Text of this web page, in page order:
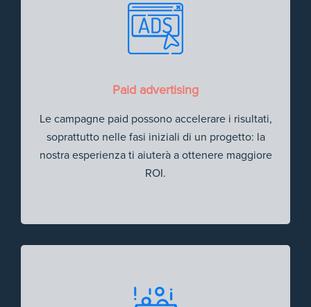
Paid advertising
Le campagne paid possono accelerare i risultati,
soprattutto nelle fasi iniziali di un progetto: la
nostra esperienza ti aiuterà a ottenere maggiore
ROI.